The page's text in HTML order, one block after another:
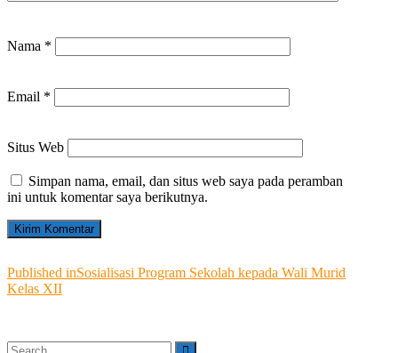
Nama *
Email *
Situs Web
Simpan nama, email, dan situs web saya pada peramban
ini untuk komentar saya berikutnya.
Navigasi
pos
Published inSosialisasi Program Sekolah kepada Wali Murid
Kelas XII
Search